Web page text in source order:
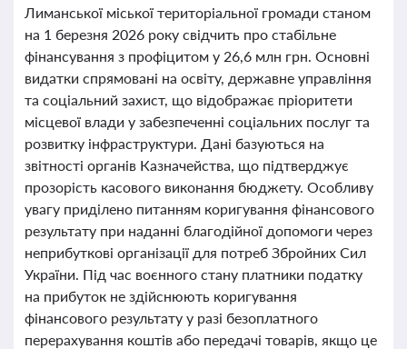
Лиманської міської територіальної громади станом
на 1 березня 2026 року свідчить про стабільне
фінансування з профіцитом у 26,6 млн грн. Основні
видатки спрямовані на освіту, державне управління
та соціальний захист, що відображає пріоритети
місцевої влади у забезпеченні соціальних послуг та
розвитку інфраструктури. Дані базуються на
звітності органів Казначейства, що підтверджує
прозорість касового виконання бюджету. Особливу
увагу приділено питанням коригування фінансового
результату при наданні благодійної допомоги через
неприбуткові організації для потреб Збройних Сил
України. Під час воєнного стану платники податку
на прибуток не здійснюють коригування
фінансового результату у разі безоплатного
перерахування коштів або передачі товарів, якщо це